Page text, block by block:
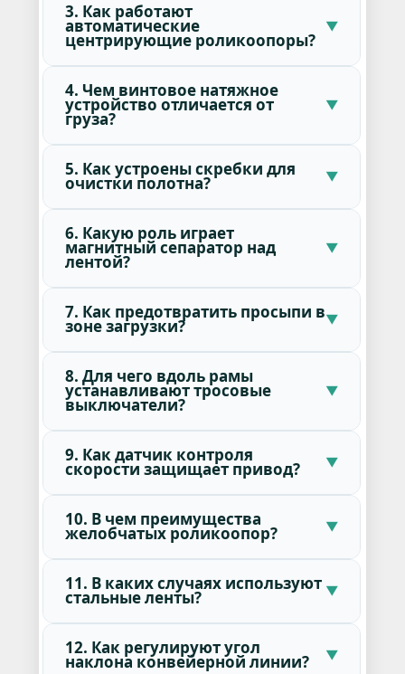
3. Как работают
автоматические
центрирующие роликоопоры?
4. Чем винтовое натяжное
устройство отличается от
груза?
5. Как устроены скребки для
очистки полотна?
6. Какую роль играет
магнитный сепаратор над
лентой?
7. Как предотвратить просыпи в
зоне загрузки?
8. Для чего вдоль рамы
устанавливают тросовые
выключатели?
9. Как датчик контроля
скорости защищает привод?
10. В чем преимущества
желобчатых роликоопор?
11. В каких случаях используют
стальные ленты?
12. Как регулируют угол
наклона конвейерной линии?